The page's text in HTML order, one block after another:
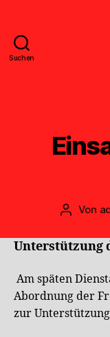
Suchen
Von
Unterstützung
Am späten
Abordnung der
zur